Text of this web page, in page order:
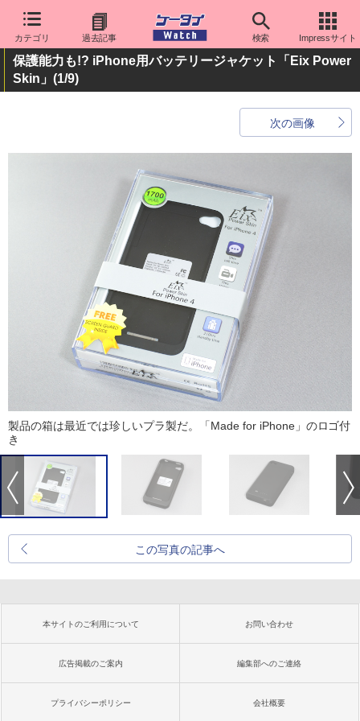
カテゴリ 過去記事 検索 Impressサイト
保護能力も!? iPhone用バッテリージャケット「Eix Power
Skin」 (1/9)
次の画像
製品の箱は最近では珍しいプラ製だ。「Made for iPhone」のロゴ付
き
この写真の記事へ
本サイトのご利用について お問い合わせ
広告掲載のご案内 編集部へのご連絡
プライバシーポリシー 会社概要